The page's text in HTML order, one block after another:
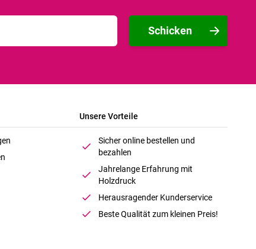
Schicken
Unsere Vorteile
Sicher online bestellen und
bezahlen
Jahrelange Erfahrung mit
Holzdruck
Herausragender Kunderservice
Beste Qualität zum kleinen Preis!